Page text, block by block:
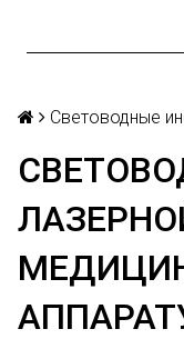
Световодные